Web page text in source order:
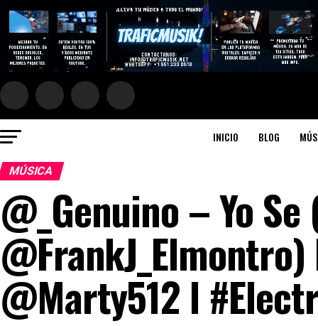
INICIO BLOG
MÚSICA
@_Genuino – Yo
@Marty512 l